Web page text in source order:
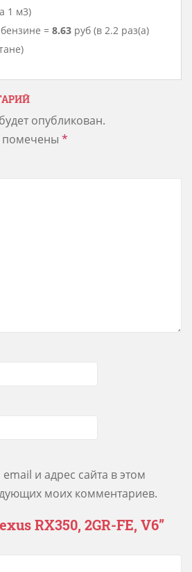
1 м3)
= 8.63 руб (в 2.2 раз(а)
опубликован.
помечены *
и адрес сайта в этом
моих комментариев.
RX350, 2GR-FE, V6”